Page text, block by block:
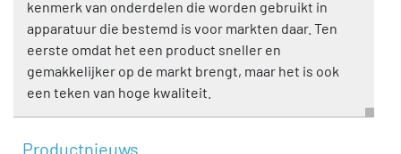
kenmerk van onderdelen die worden gebruikt in
apparatuur die bestemd is voor markten daar. Ten
eerste omdat het een product sneller en
gemakkelijker op de markt brengt, maar het is ook
een teken van hoge kwaliteit.
Productnieuws